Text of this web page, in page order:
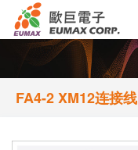
FA4-2 XM12连接线